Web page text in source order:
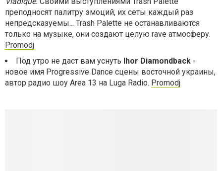
преподносят палитру эмоций, их сеты каждый раз
непредсказуемы... Trash Palette не останавливаются
только на музыке, они создают целую rave атмосферу.
Promodj
Под утро не даст вам уснуть Ihor Diamondback -
новое имя Progressive Dance сцены восточной украины,
автор радио шоу Area 13 на Luga Radio. Promodj